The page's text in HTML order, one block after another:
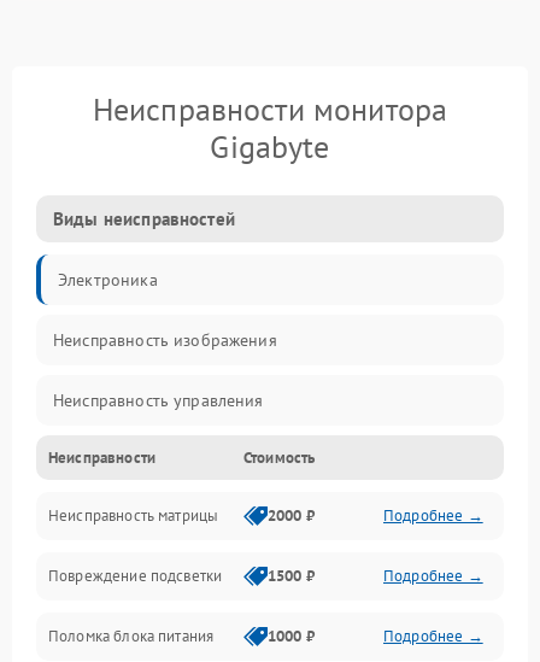
Неисправности монитора
Gigabyte
Виды неисправностей
Электроника
Неисправность изображения
Неисправность управления
Неисправность интерфейсов
Прочие неисправности
Неисправность звука
Механические повреждения
Неисправности Стоимость
Неисправность матрицы 2000 ₽ Подробнее →
Повреждение подсветки 1500 ₽ Подробнее →
Поломка блока питания 1000 ₽ Подробнее →